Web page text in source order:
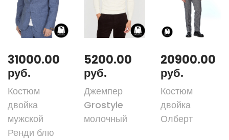
31000.00
руб.
Костюм
двойка
мужской
Ренди блю
5200.00
руб.
Джемпер
Grostyle
молочный
20900.00
руб.
Костюм
двойка
Олберт